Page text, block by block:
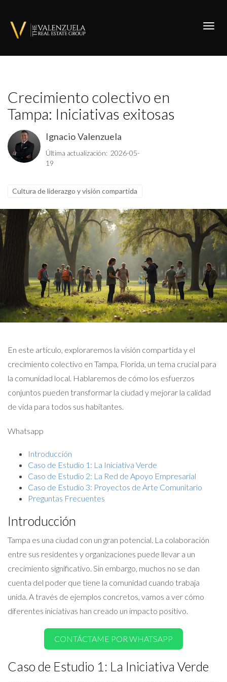
Crecimiento colectivo en
Tampa: Iniciativas exitosas
Ignacio Valenzuela
Última actualización: 2026-05-
19
Cultura de liderazgo y visión compartida
En este artículo, exploraremos la visión compartida y el
crecimiento colectivo en Tampa, Florida, un tema crucial para
la comunidad local. Hablaremos de cómo los esfuerzos
conjuntos pueden transformar la ciudad y mejorar la calidad
de vida para todos sus habitantes.
Whatsapp
Introducción
Caso de Estudio 1: La Iniciativa Verde
Caso de Estudio 2: La Red de Apoyo Empresarial
Caso de Estudio 3: Proyectos de Arte Comunitario
Preguntas Frecuentes
Introducción
Tampa es una ciudad con un gran potencial. La colaboración
entre sus residentes y organizaciones puede llevar a un
crecimiento significativo. Sin embargo, muchos no se dan
cuenta del poder que tiene la comunidad cuando trabaja
unida. A través de ejemplos concretos, vamos a ver cómo
diferentes iniciativas han creado un impacto positivo.
CONTÁCTAME POR WHATSAPP
Caso de Estudio 1: La Iniciativa Verde